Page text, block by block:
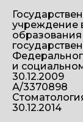
учреждение
и
30.12.2009
А/3370898
30.12.2014